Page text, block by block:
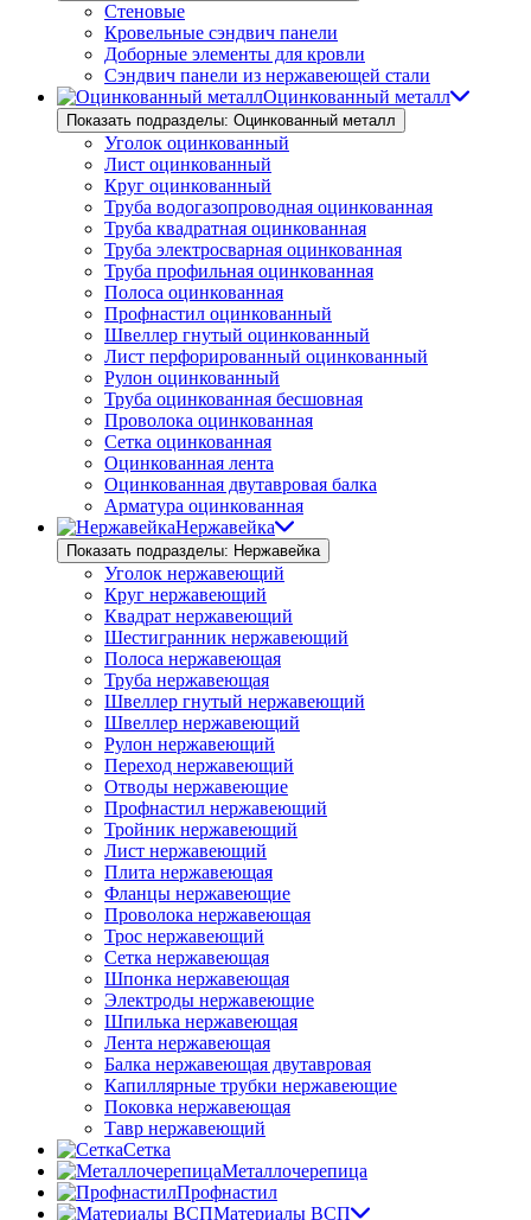
Стеновые
Кровельные сэндвич панели
Доборные элементы для кровли
Сэндвич панели из нержавеющей стали
Оцинкованный металл
Показать подразделы: Оцинкованный металл
Уголок оцинкованный
Лист оцинкованный
Круг оцинкованный
Труба водогазопроводная оцинкованная
Труба квадратная оцинкованная
Труба электросварная оцинкованная
Труба профильная оцинкованная
Полоса оцинкованная
Профнастил оцинкованный
Швеллер гнутый оцинкованный
Лист перфорированный оцинкованный
Рулон оцинкованный
Труба оцинкованная бесшовная
Проволока оцинкованная
Сетка оцинкованная
Оцинкованная лента
Оцинкованная двутавровая балка
Арматура оцинкованная
Нержавейка
Показать подразделы: Нержавейка
Уголок нержавеющий
Круг нержавеющий
Квадрат нержавеющий
Шестигранник нержавеющий
Полоса нержавеющая
Труба нержавеющая
Швеллер гнутый нержавеющий
Швеллер нержавеющий
Рулон нержавеющий
Переход нержавеющий
Отводы нержавеющие
Профнастил нержавеющий
Тройник нержавеющий
Лист нержавеющий
Плита нержавеющая
Фланцы нержавеющие
Проволока нержавеющая
Трос нержавеющий
Сетка нержавеющая
Шпонка нержавеющая
Электроды нержавеющие
Шпилька нержавеющая
Лента нержавеющая
Балка нержавеющая двутавровая
Капиллярные трубки нержавеющие
Поковка нержавеющая
Тавр нержавеющий
Сетка
Металлочерепица
Профнастил
Материалы ВСП